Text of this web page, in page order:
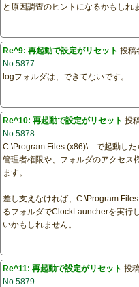
と原因調査のヒントになるかもしれ
Re^9: 再起動で設定がリセット 投稿
No.5877
logフォルダは、できてないです。
Re^10: 再起動で設定がリセット 投
No.5878
C:\Program Files (x86)\ で起動した
管理者権限や、フォルダのアクセス
ます。
差し支えなければ、C:\Program
るフォルダでClockLauncherを実行
いかもしれません。
Re^11: 再起動で設定がリセット 投
No.5879